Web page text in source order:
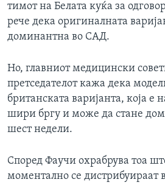
тимот на Белата куќа за
рече дека оригиналната
доминантна во САД.
Но, главниот медицински
претседателот кажа дека
британската варијанта, која е
шири бргу и може да стане
шест недели.
Според Фаучи охрабрува тоа
моментално се дистрибуираат